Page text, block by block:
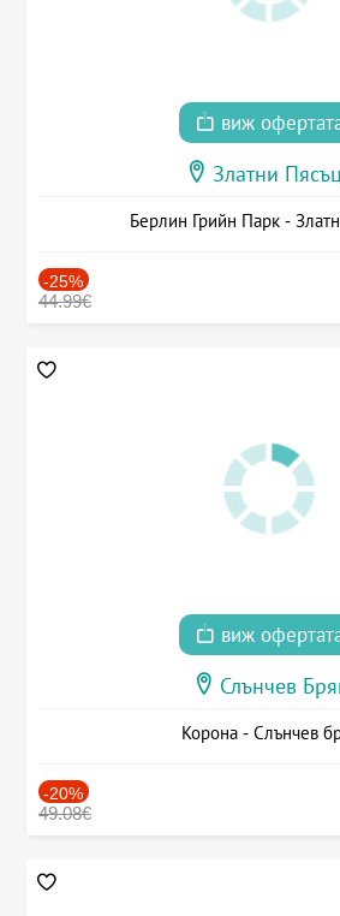
виж
Златни
Берлин Грийн Парк -
-25%
44.99€
виж
Слънчев
Корона - Слънчев
-20%
49.08€